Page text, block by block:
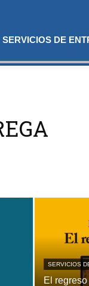
SERVICIOS DE
SERVICIOS
El